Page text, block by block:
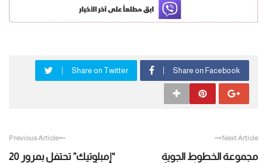
Share on Facebook
Share on Twitter
Previous Article
“إمبلوتيك” تحتفل بمرور 20
Next Article
مجموعة الخطوط الجوية